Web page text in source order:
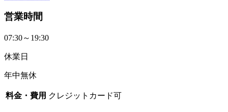
営業時間
07:30～19:30
休業日
年中無休
料金・費用 クレジットカード可